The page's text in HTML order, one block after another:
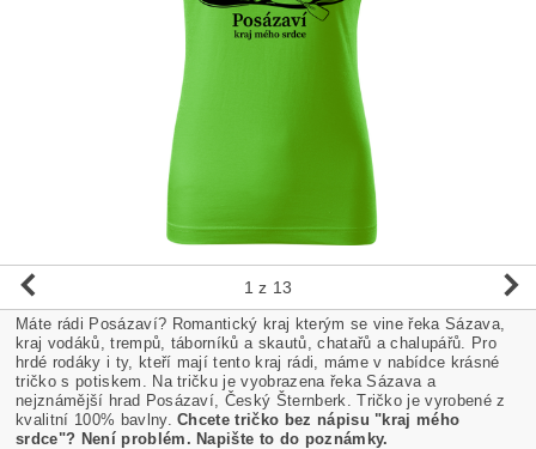
1 z 13
Máte rádi Posázaví? Romantický kraj kterým se vine řeka Sázava,
kraj vodáků, trempů, táborníků a skautů, chatařů a chalupářů. Pro
hrdé rodáky i ty, kteří mají tento kraj rádi, máme v nabídce krásné
tričko s potiskem. Na tričku je vyobrazena řeka Sázava a
nejznámější hrad Posázaví, Český Šternberk. Tričko je vyrobené z
kvalitní 100% bavlny.Chcete tričko bez nápisu "kraj mého
srdce"? Není problém. Napište to do poznámky.